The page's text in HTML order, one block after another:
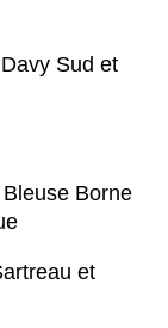
Sud et
Borne
et